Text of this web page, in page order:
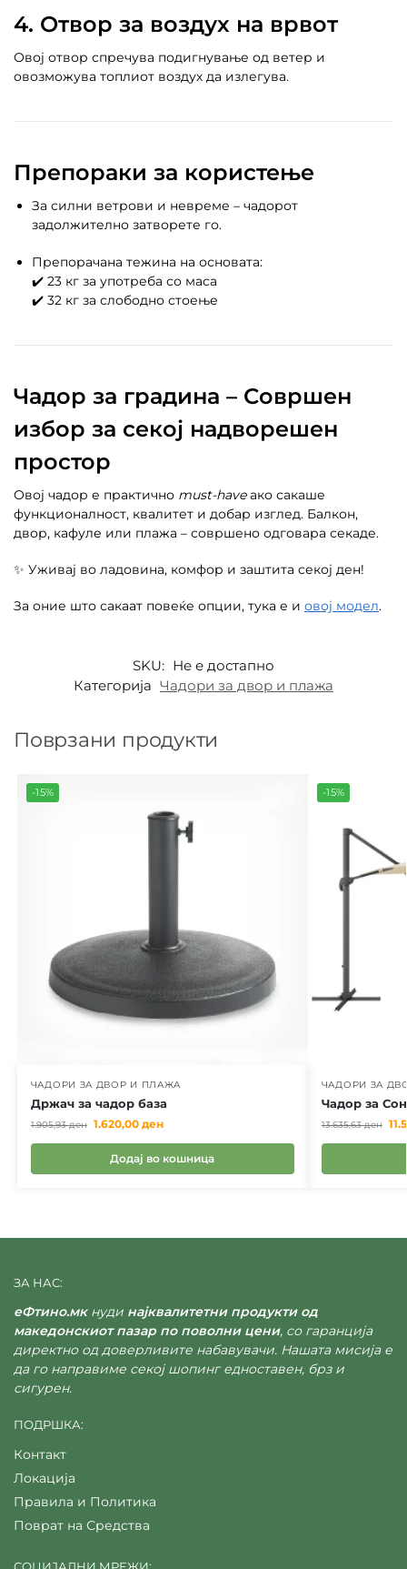
4. Отвор за воздух на врвот
Овој отвор спречува подигнување од ветер и
овозможува топлиот воздух да излегува.
Препораки за користење
За силни ветрови и невреме – чадорот
задолжително затворете го.
Препорачана тежина на основата:
✔️ 23 кг за употреба со маса
✔️ 32 кг за слободно стоење
Чадор за градина – Совршен
избор за секој надворешен
простор
Овој чадор е практично must-haveако сакаше
функционалност, квалитет и добар изглед. Балкон,
двор, кафуле или плажа – совршено одговара секаде.
✨ Уживај во ладовина, комфор и заштита секој ден!
За оние што сакаат повеќе опции, тука е и овој модел.
SKU: Не е достапно
Категорија Чадори за двор и плажа
Поврзани продукти
-15%
ЧАДОРИ ЗА ДВОР И ПЛАЖА
Држач за чадор база
1.905,93ден 1.620,00 ден
Додај во кошница
-15%
ЧАДОРИ ЗА
Чадор за
13.635,63ден
ЗА НАС:
еФтино.мкнуди најквалитетни продукти од
македонскиот пазар по поволни цени, со гаранција
директно од доверливите набавувачи. Нашата мисија е
да го направиме секој шопинг едноставен, брз и
сигурен.
ПОДРШКА:
Контакт
Локација
Правила и Политика
Поврат на Средства